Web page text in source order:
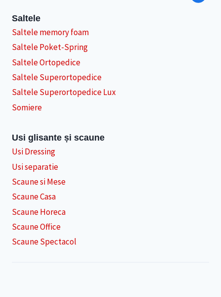
Saltele
Saltele memory foam
Saltele Poket-Spring
Saltele Ortopedice
Saltele Superortopedice
Saltele Superortopedice Lux
Somiere
Usi glisante și scaune
Usi Dressing
Usi separatie
Scaune si Mese
Scaune Casa
Scaune Horeca
Scaune Office
Scaune Spectacol